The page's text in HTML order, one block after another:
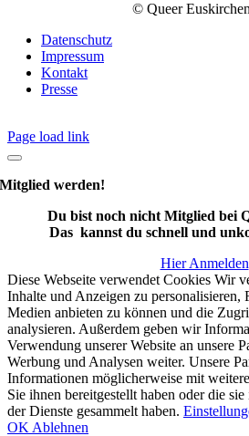
© Queer
Datenschutz
Impressum
Kontakt
Presse
Page load link
Mitglied werden!
Du bist noch nicht Mitglied bei
Das kannst du schnell und
Hier Anmelden
Diese Webseite verwendet Cookies Wir
Inhalte und Anzeigen zu personalisieren,
Medien anbieten zu können und die
analysieren. Außerdem geben wir
Verwendung unserer Website an unsere
Werbung und Analysen weiter. Unsere
Informationen möglicherweise mit
Sie ihnen bereitgestellt haben oder die
der Dienste gesammelt haben.
OK Ablehnen